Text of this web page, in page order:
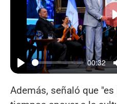
00:32
Además, señaló que